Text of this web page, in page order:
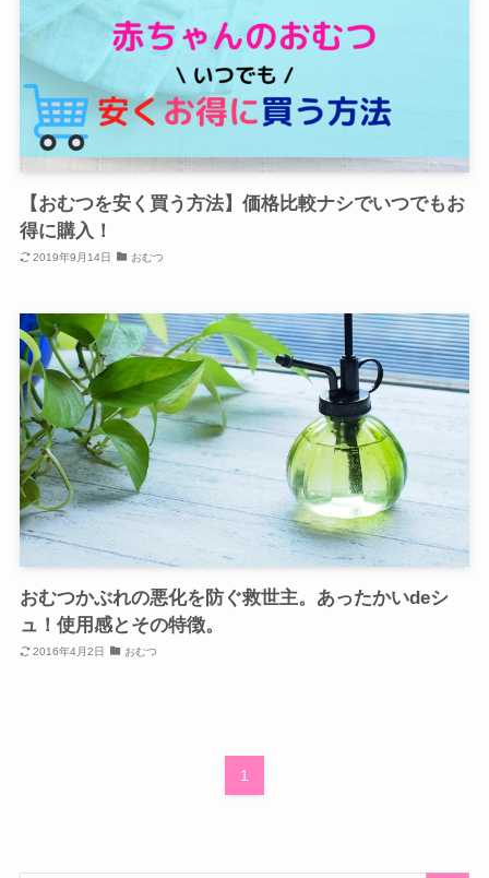
【おむつを安く買う方法】価格比較ナシでいつでもお
得に購入！
2019年9月14日 おむつ
おむつかぶれの悪化を防ぐ救世主。あったかいdeシ
ュ！使用感とその特徴。
2016年4月2日 おむつ
1